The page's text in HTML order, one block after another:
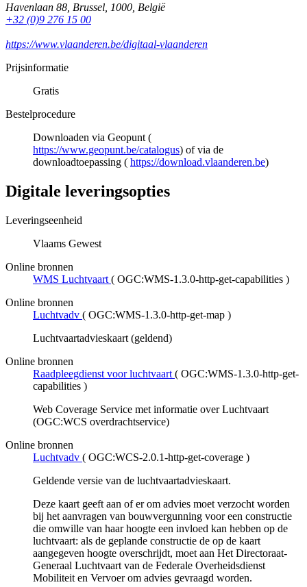
Havenlaan 88 Brussel 1000 België
+32 (0)9 276 15 00
https://www.vlaanderen.be/digitaal-vlaanderen
Prijsinformatie
Gratis
Bestelprocedure
Downloaden via Geopunt (
https://www.geopunt.be/catalogus) of via de
downloadtoepassing ( https://download.vlaanderen.be)
Digitale leveringsopties
Leveringseenheid
Vlaams Gewest
Online bronnen
WMS Luchtvaart ( OGC:WMS-1.3.0-http-get-capabilities )
Online bronnen
Luchtvadv ( OGC:WMS-1.3.0-http-get-map )
Luchtvaartadvieskaart (geldend)
Online bronnen
Raadpleegdienst voor luchtvaart ( OGC:WMS-1.3.0-http-get-
capabilities )
Web Coverage Service met informatie over Luchtvaart
(OGC:WCS overdrachtservice)
Online bronnen
Luchtvadv ( OGC:WCS-2.0.1-http-get-coverage )
Geldende versie van de luchtvaartadvieskaart.
Deze kaart geeft aan of er om advies moet verzocht worden
bij het aanvragen van bouwvergunning voor een constructie
die omwille van haar hoogte een invloed kan hebben op de
luchtvaart: als de geplande constructie de op de kaart
aangegeven hoogte overschrijdt, moet aan Het Directoraat-
Generaal Luchtvaart van de Federale Overheidsdienst
Mobiliteit en Vervoer om advies gevraagd worden.